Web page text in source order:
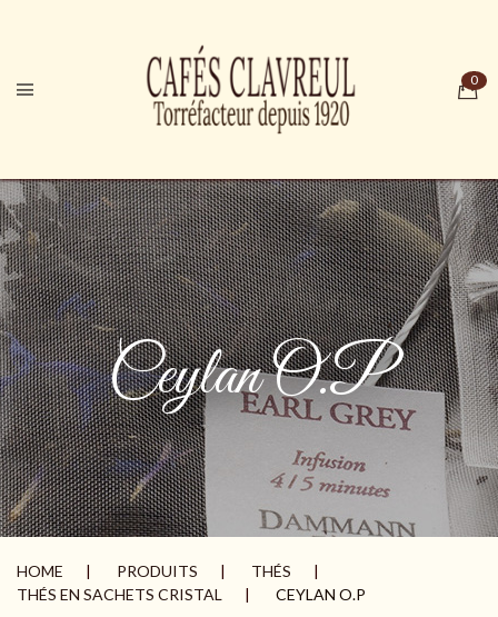
Ceylan O.P
HOME PRODUITS
THÉS
THÉS EN SACHETS CRISTAL
CEYLAN O.P